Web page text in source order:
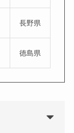
長野県
徳島県